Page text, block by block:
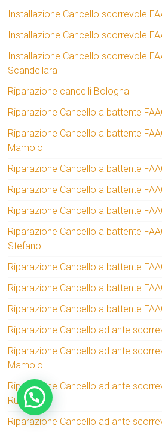
Installazione Cancello scorrevole
Installazione Cancello scorrevole
Installazione Cancello scorrevole
Scandellara
Riparazione cancelli Bologna
Riparazione Cancello a battente
Riparazione Cancello a battente
Mamolo
Riparazione Cancello a battente
Riparazione Cancello a battente
Riparazione Cancello a battente
Riparazione Cancello a battente
Stefano
Riparazione Cancello a battente
Riparazione Cancello a battente
Riparazione Cancello a battente
Riparazione Cancello ad ante
Riparazione Cancello ad ante
Mamolo
Riparazione Cancello ad ante
Ruffillo
Riparazione Cancello ad ante